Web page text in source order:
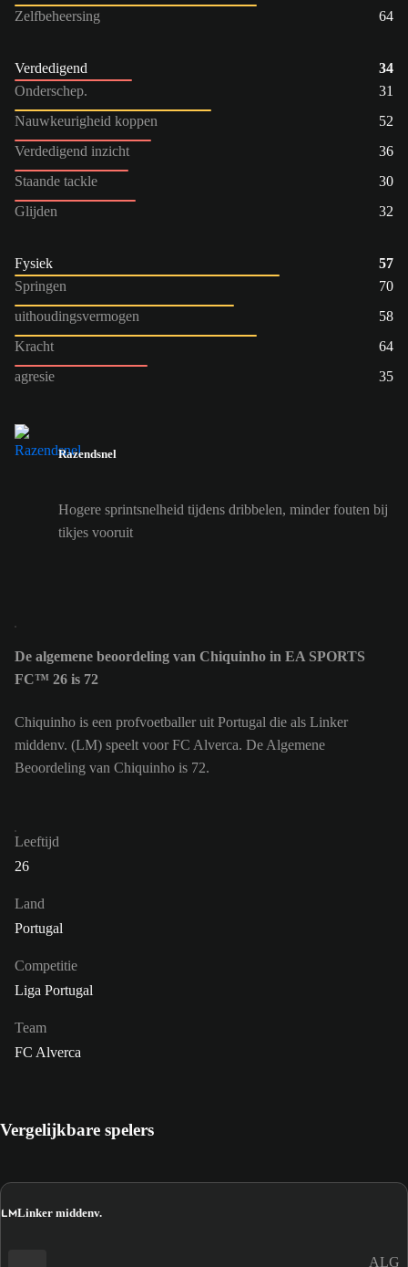
Zelfbeheersing
64
Verdedigend
34
Onderschep.
31
Nauwkeurigheid koppen
52
Verdedigend inzicht
36
Staande tackle
30
Glijden
32
Fysiek
57
Springen
70
uithoudingsvermogen
58
Kracht
64
agresie
35
Razendsnel
Hogere sprintsnelheid tijdens dribbelen, minder fouten bij
tikjes vooruit
De algemene beoordeling van Chiquinho in EA SPORTS
FC™ 26 is 72
Chiquinho is een profvoetballer uit Portugal die als Linker
middenv. (LM) speelt voor FC Alverca. De Algemene
Beoordeling van Chiquinho is 72.
Leeftijd
26
Land
Portugal
Competitie
Liga Portugal
Team
FC Alverca
Vergelijkbare spelers
LMLinker middenv.
ALG